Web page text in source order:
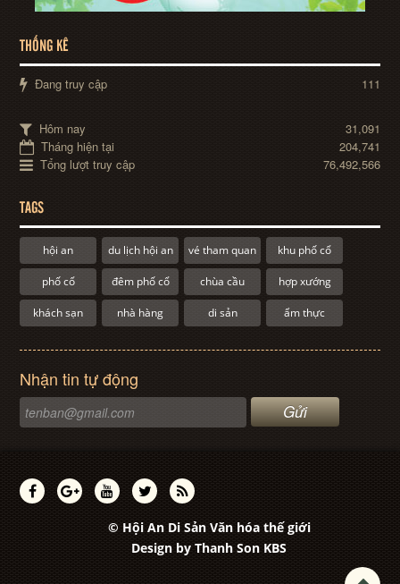
THỐNG KÊ
Đang truy cập 111
Hôm nay
31,091
Tháng hiện tại
204,741
Tổng lượt truy cập
76,492,566
TAGS
hội an du lịch hội an vé tham quan khu phố cổ
phố cổ đêm phố cổ chùa cầu hợp xướng
khách sạn nhà hàng di sản ẩm thực
Nhận tin tự động
© Hội An Di Sản Văn hóa thế giới
Design by Thanh Son KBS